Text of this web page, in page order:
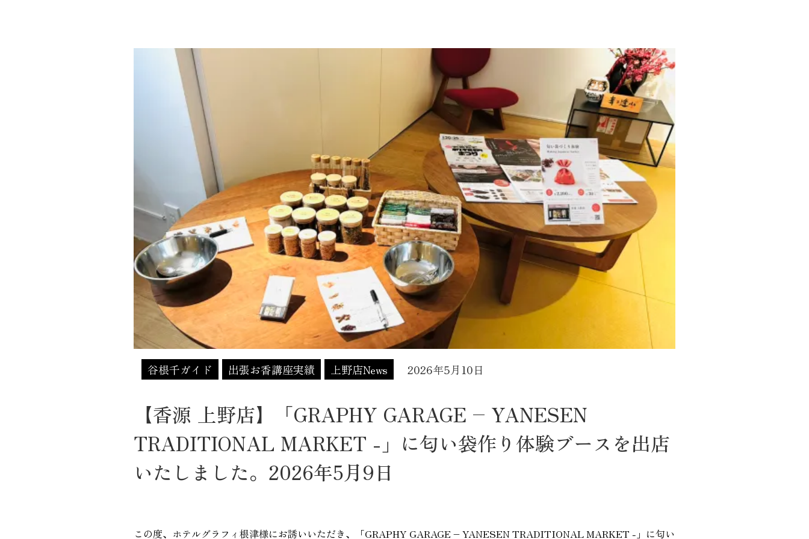
谷根千ガイド 出張お香講座実績 上野店News 2026年5月10日
【香源 上野店】「GRAPHY GARAGE – YANESEN
TRADITIONAL MARKET -」に匂い袋作り体験ブースを出店
いたしました。2026年5月9日
この度、ホテルグラフィ根津様にお誘いいただき、「GRAPHY GARAGE – YANESEN TRADITIONAL MARKET -」に匂い